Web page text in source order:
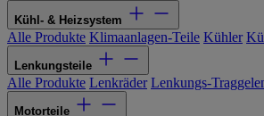
Kühl- & Heizsystem
Alle Produkte Klimaanlagen-Teile Kühler
Lenkungsteile
Alle Produkte Lenkräder Lenkungs-
Motorteile